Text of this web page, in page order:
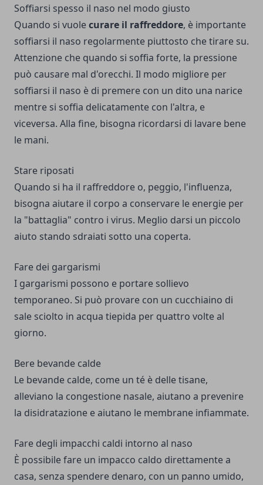
Soffiarsi spesso il naso nel modo giusto
Quando si vuolecurare il raffreddore, è importante
soffiarsi il naso regolarmente piuttosto che tirare su.
Attenzione che quando si soffia forte, la pressione
può causare mal d'orecchi. Il modo migliore per
soffiarsi il naso è di premere con un dito una narice
mentre si soffia delicatamente con l'altra, e
viceversa. Alla fine, bisogna ricordarsi di lavare bene
le mani.
Stare riposati
Quando si ha il raffreddore o, peggio, l'influenza,
bisogna aiutare il corpo a conservare le energie per
la "battaglia" contro i virus. Meglio darsi un piccolo
aiuto stando sdraiati sotto una coperta.
Fare dei gargarismi
I gargarismi possono e portare sollievo
temporaneo. Si può provare con un cucchiaino di
sale sciolto in acqua tiepida per quattro volte al
giorno.
Bere bevande calde
Le bevande calde, come un té è delle tisane,
alleviano la congestione nasale, aiutano a prevenire
la disidratazione e aiutano le membrane infiammate.
Fare degli impacchi caldi intorno al naso
È possibile fare un impacco caldo direttamente a
casa, senza spendere denaro, con un panno umido,